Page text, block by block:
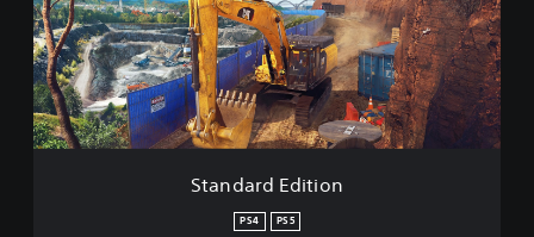
a
r
d
E
d
i
t
Standard Edition
PS4 PS5